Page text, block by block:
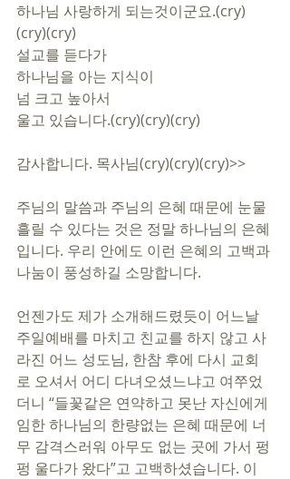
하나님 사랑하게 되는것이군요.(cry)
(cry)(cry)
설교를 듣다가
하나님을 아는 지식이
넘 크고 높아서
울고 있습니다.(cry)(cry)(cry)
감사합니다. 목사님(cry)(cry)(cry)>>
주님의 말씀과 주님의 은혜 때문에 눈물
흘릴 수 있다는 것은 정말 하나님의 은혜
입니다. 우리 안에도 이런 은혜의 고백과
나눔이 풍성하길 소망합니다.
언젠가도 제가 소개해드렸듯이 어느날
주일예배를 마치고 친교를 하지 않고 사
라진 어느 성도님, 한참 후에 다시 교회
로 오셔서 어디 다녀오셨느냐고 여쭈었
더니 “들꽃같은 연약하고 못난 자신에게
임한 하나님의 한량없는 은혜 때문에 너
무 감격스러워 아무도 없는 곳에 가서 펑
펑 울다가 왔다”고 고백하셨습니다. 이